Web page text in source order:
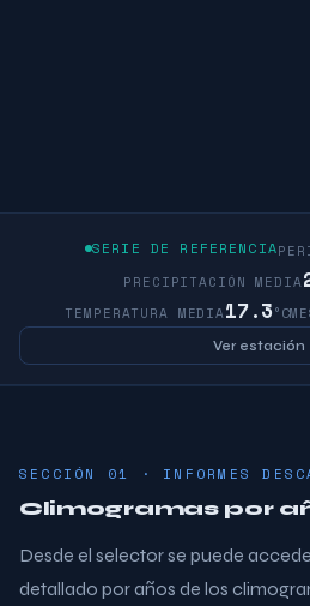
SERIE DE REFERENCIA
PRECIPITACIÓN MEDIA
TEMPERATURA MEDIA17.3°C
Ver estación
SECCIÓN 01 · INFORMES
Climogramas por
Desde el selector se puede
detallado por años de los